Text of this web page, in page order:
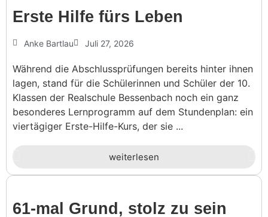
Erste Hilfe fürs Leben
Anke Bartlau Juli 27, 2026
Während die Abschlussprüfungen bereits hinter ihnen
lagen, stand für die Schülerinnen und Schüler der 10.
Klassen der Realschule Bessenbach noch ein ganz
besonderes Lernprogramm auf dem Stundenplan: ein
viertägiger Erste-Hilfe-Kurs, der sie ...
weiterlesen
61-mal Grund, stolz zu sein